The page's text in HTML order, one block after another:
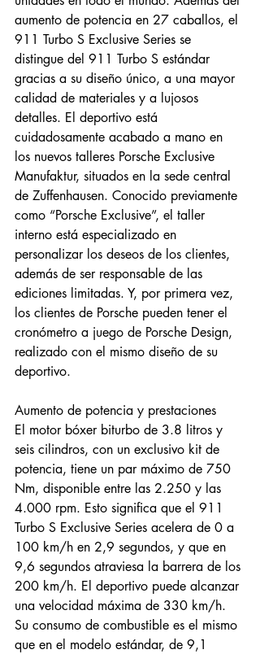
aumento de potencia en 27 caballos, el
911 Turbo S Exclusive Series se
distingue del 911 Turbo S estándar
gracias a su diseño único, a una mayor
calidad de materiales y a lujosos
detalles. El deportivo está
cuidadosamente acabado a mano en
los nuevos talleres Porsche Exclusive
Manufaktur, situados en la sede central
de Zuffenhausen. Conocido previamente
como “Porsche Exclusive”, el taller
interno está especializado en
personalizar los deseos de los clientes,
además de ser responsable de las
ediciones limitadas. Y, por primera vez,
los clientes de Porsche pueden tener el
cronómetro a juego de Porsche Design,
realizado con el mismo diseño de su
deportivo.
Aumento de potencia y prestaciones
El motor bóxer biturbo de 3.8 litros y
seis cilindros, con un exclusivo kit de
potencia, tiene un par máximo de 750
Nm, disponible entre las 2.250 y las
4.000 rpm. Esto significa que el 911
Turbo S Exclusive Series acelera de 0 a
100 km/h en 2,9 segundos, y que en
9,6 segundos atraviesa la barrera de los
200 km/h. El deportivo puede alcanzar
una velocidad máxima de 330 km/h.
Su consumo de combustible es el mismo
que en el modelo estándar, de 9,1